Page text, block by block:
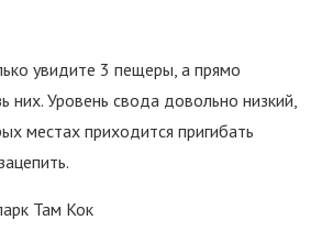
увидите 3 пещеры, а прямо
них. Уровень свода довольно низкий,
местах приходится пригибать